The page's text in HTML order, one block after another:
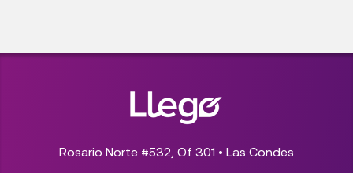
Rosario Norte #532, Of 301 • Las Condes